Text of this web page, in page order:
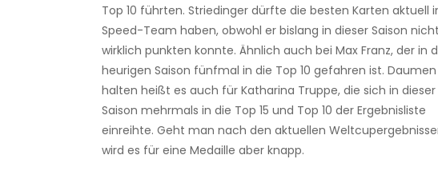
Top 10 führten. Striedinger dürfte die besten Karten aktuell
Speed-Team haben, obwohl er bislang in dieser Saison nicht
wirklich punkten konnte. Ähnlich auch bei Max Franz, der in
heurigen Saison fünfmal in die Top 10 gefahren ist. Daumen
halten heißt es auch für Katharina Truppe, die sich in dieser
Saison mehrmals in die Top 15 und Top 10 der Ergebnisliste
einreihte. Geht man nach den aktuellen
wird es für eine Medaille aber knapp.